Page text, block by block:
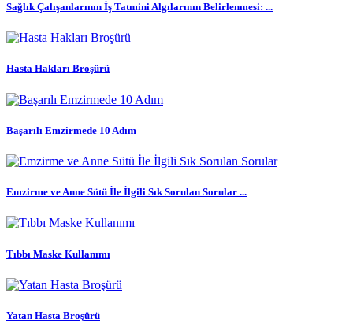
Sağlık Çalışanlarının İş Tatmini Algılarının Belirlenmesi: ...
Hasta Hakları Broşürü
Başarılı Emzirmede 10 Adım
Emzirme ve Anne Sütü İle İlgili Sık Sorulan Sorular ...
Tıbbı Maske Kullanımı
Yatan Hasta Broşürü